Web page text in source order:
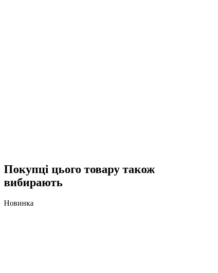
Покупці цього товару також
вибирають
Новинка